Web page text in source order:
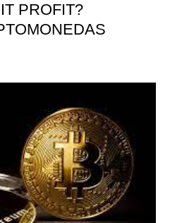
PROFIT?